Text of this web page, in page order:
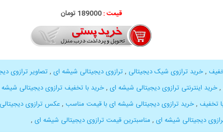
قیمت : 189000 تومان
,خرید ترازوی شیک دیجیتالی , ترازوی دیجیتالی شیشه ای , تصاویر ترازوی
,خرید اینترنتی ترازوی دیجیتالی شیشه ای ,خرید با تخفیف ترازوی دیجیتالی
تخفیف ,خرید ترازوی دیجیتالی شیشه ای با قیمت مناسب ,عکس ترازوی
دیجیتالی شیشه ای , مناسبترین قیمت ترازوی دیجیتالی شیشه ای ,